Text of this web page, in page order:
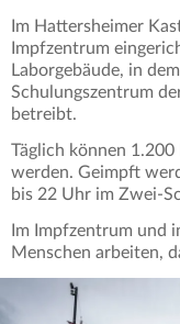
Im Hattersheimer
Impfzentrum
Laborgebäude, in
Schulungszentrum
betreibt.
Täglich können
werden. Geimpft
bis 22 Uhr im Zwei-
Im Impfzentrum und
Menschen arbeiten,